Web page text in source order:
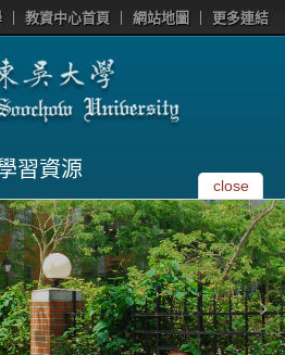
教資中心首頁 網站地圖 更多連結
習資源
close